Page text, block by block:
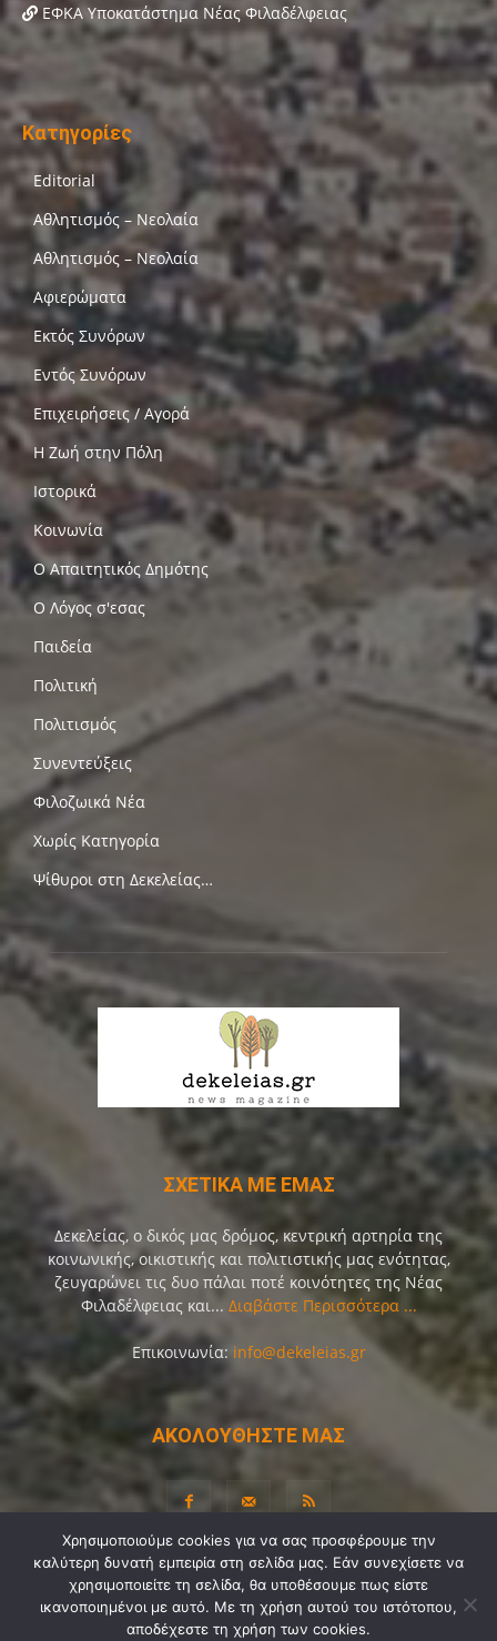
ΕΦΚΑ Υποκατάστημα Νέας Φιλαδέλφειας
Κατηγορίες
Editorial
Αθλητισμός – Νεολαία
Αθλητισμός – Νεολαία
Αφιερώματα
Εκτός Συνόρων
Εντός Συνόρων
Επιχειρήσεις / Αγορά
Η Ζωή στην Πόλη
Ιστορικά
Κοινωνία
Ο Απαιτητικός Δημότης
Ο Λόγος σ'εσας
Παιδεία
Πολιτική
Πολιτισμός
Συνεντεύξεις
Φιλοζωικά Νέα
Χωρίς Κατηγορία
Ψίθυροι στη Δεκελείας…
ΣΧΕΤΙΚΑ ΜΕ ΕΜΑΣ
Δεκελείας, ο δικός μας δρόμος, κεντρική αρτηρία της
κοινωνικής, οικιστικής και πολιτιστικής μας ενότητας,
ζευγαρώνει τις δυο πάλαι ποτέ κοινότητες της Νέας
Φιλαδέλφειας και... Διαβάστε Περισσότερα ...
Επικοινωνία: info@dekeleias.gr
ΑΚΟΛΟΥΘΗΣΤΕ ΜΑΣ
Διαύγεια Λίγα Λόγια για Εμάς
Επικοινωνία
Όροι Χρήσης
Προσωπικά Δεδομένα
Sitemap
Ψηφοφορίες
Χρησιμοποιούμε cookies για να σας προσφέρουμε την
καλύτερη δυνατή εμπειρία στη σελίδα μας. Εάν συνεχίσετε να
χρησιμοποιείτε τη σελίδα, θα υποθέσουμε πως είστε
ικανοποιημένοι με αυτό. Με τη χρήση αυτού του ιστότοπου,
αποδέχεστε τη χρήση των cookies.